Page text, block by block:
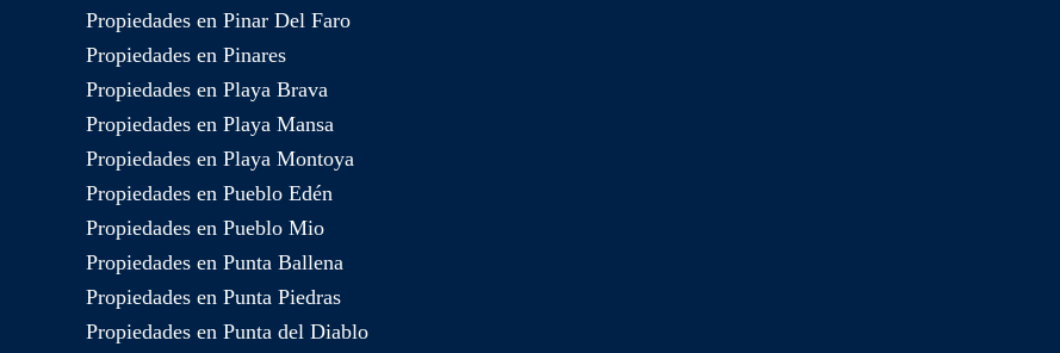
Propiedades en Pinar Del Faro
Propiedades en Pinares
Propiedades en Playa Brava
Propiedades en Playa Mansa
Propiedades en Playa Montoya
Propiedades en Pueblo Edén
Propiedades en Pueblo Mio
Propiedades en Punta Ballena
Propiedades en Punta Piedras
Propiedades en Punta del Diablo